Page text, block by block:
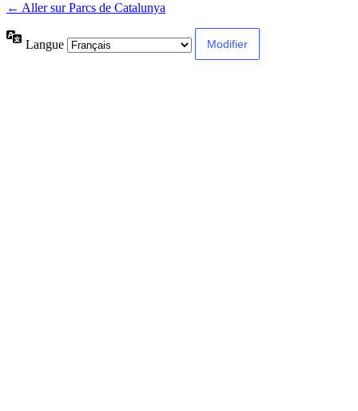
← Aller sur Parcs de Catalunya
Langue